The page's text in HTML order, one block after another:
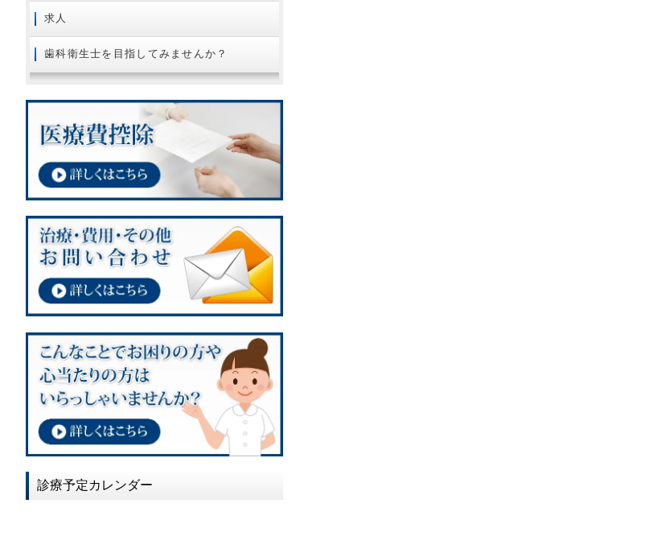
2018年09月
2018年08月
2018年07月
2018年05月
2018年04月
2018年02月
2018年01月
2017年12月
2017年11月
2017年10月
2017年09月
2017年08月
2017年07月
2017年06月
2017年05月
2017年03月
2017年02月
2017年01月
2016年12月
求人
歯科衛生士を目指してみませんか？
診療予定カレンダー